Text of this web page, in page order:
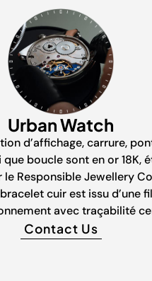
Urban Watch
d’affichage, carrure,
boucle sont en or 18K,
Responsible Jewellery
cuir est issu d’une
avec traçabilité
Contact Us